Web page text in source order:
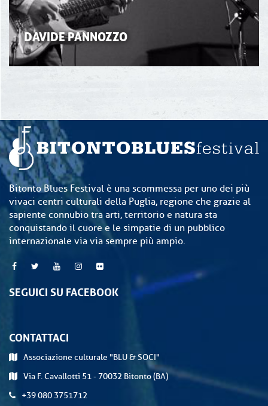
DAVIDE PANNOZZO
Bitonto Blues Festival è una scommessa per uno dei più
vivaci centri culturali della Puglia, regione che grazie al
sapiente connubio tra arti, territorio e natura sta
conquistando il cuore e le simpatie di un pubblico
internazionale via via sempre più ampio.
SEGUICI SU FACEBOOK
CONTATTACI
Associazione culturale "BLU & SOCI"
Via F. Cavallotti 51 - 70032 Bitonto (BA)
+39 080 3751712